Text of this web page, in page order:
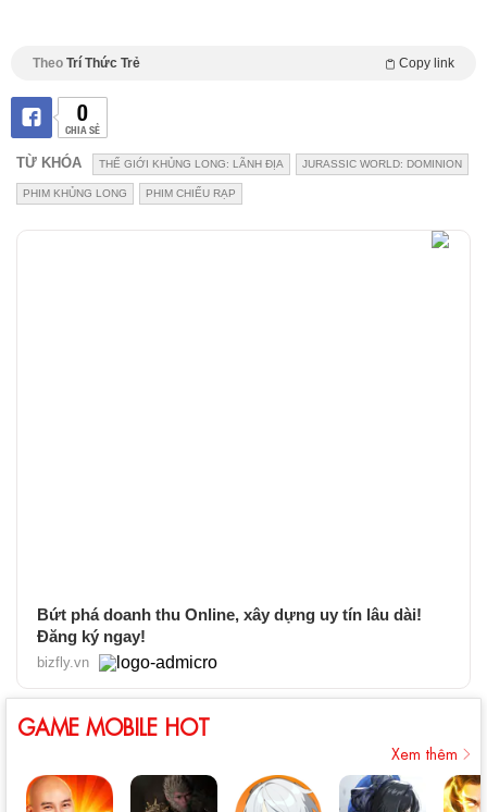
Theo Trí Thức Trẻ Copy link
0
CHIA SẺ
TỪ KHÓA THẾ GIỚI KHỦNG LONG: LÃNH ĐỊA JURASSIC WORLD: DOMINION
PHIM KHỦNG LONG PHIM CHIẾU RẠP
Bứt phá doanh thu Online, xây dựng uy tín lâu dài!
Đăng ký ngay!
bizfly.vn
GAME MOBILE HOT
Xem thêm